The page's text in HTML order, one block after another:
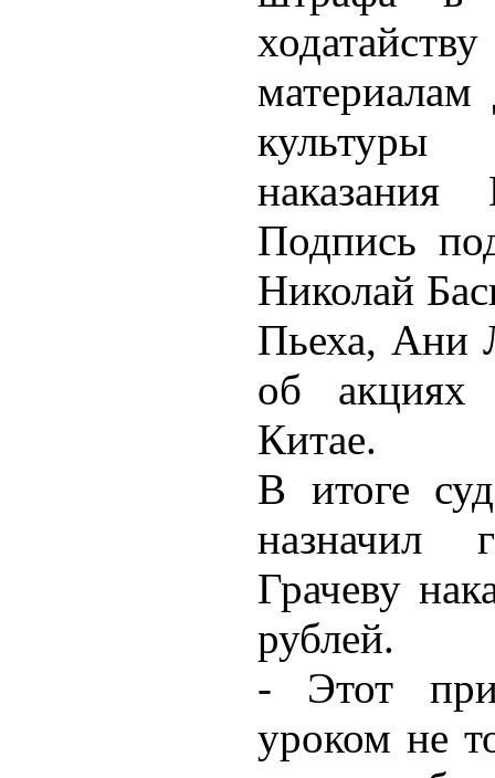
культуры
Подпись
Николай
Пьеха, Ани
об акциях
Китае.
В итоге
назначил
Грачеву
рублей.
- Этот
уроком не